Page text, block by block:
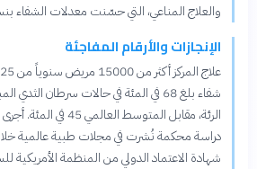
والعلاج المناعي، التي حسّنت معدلات الشفاء بنسبة 23 في
الإنجازات والأرقام المفاجئة